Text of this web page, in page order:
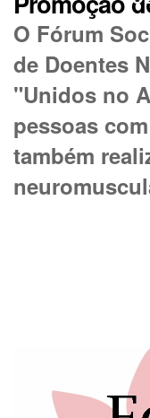
O Fórum
de Doentes
"Unidos no
pessoas
também